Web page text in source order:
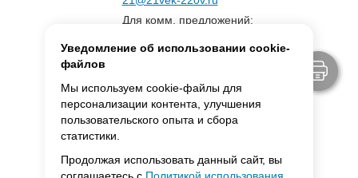
Для комм. предложений:
Уведомление об использовании cookie-
файлов
Мы используем cookie-файлы для
персонализации контента, улучшения
пользовательского опыта и сбора
статистики.
Продолжая использовать данный сайт, вы